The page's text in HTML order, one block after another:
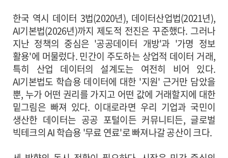
한국 역시 데이터 3법(2020년), 데이터산업법(2021년),
AI기본법(2026년)까지 제도적 전진은 꾸준했다. 그러나
지난 정책의 중심은 '공공데이터 개방'과 '가명 정보
활용'에 머물렀다. 민간이 주도하는 상업적 데이터 거래,
특히 산업 데이터의 설계도는 여전히 비어 있다.
AI기본법도 학습용 데이터에 대한 '지원' 근거만 담았을
뿐, 누가 어떤 권리를 가지고 어떤 값에 거래할지에 대한
밑그림은 빠져 있다. 이대로라면 우리 기업과 국민이
생산한 데이터는 공공 포털이든 커뮤니티든, 글로벌
빅테크의 AI 학습용 '무료 연료'로 빠져나갈 공산이 크다.